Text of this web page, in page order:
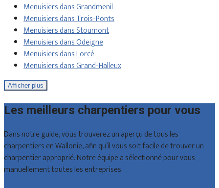
Menuisiers dans Grandmenil
Menuisiers dans Trois-Ponts
Menuisiers dans Stoumont
Menuisiers dans Odeigne
Menuisiers dans Lorcé
Menuisiers dans Grand-Halleux
Afficher plus
Les meilleurs charpentiers pour vous
Dans notre guide, vous trouverez un aperçu de tous les
charpentiers en Wallonie, afin qu’il vous soit facile de trouver un
charpentier approprié. Notre équipe a sélectionné pour vous
manuellement toutes les entreprises.